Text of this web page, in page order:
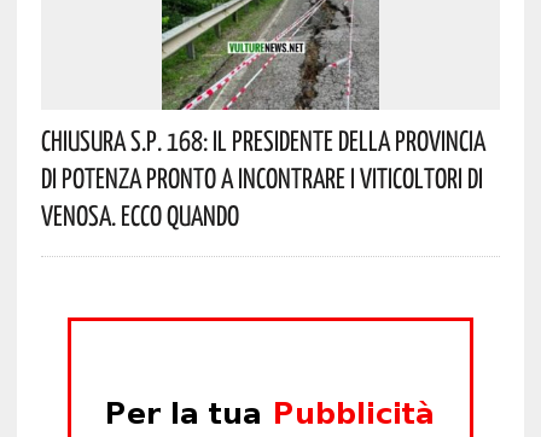
Chiusura S.P. 168: Il Presidente Della Provincia
Di Potenza Pronto A Incontrare I Viticoltori Di
Venosa. Ecco Quando